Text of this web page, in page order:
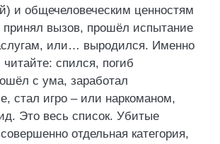
и общечеловеческим ценностям
принял вызов, прошёл испытание
или… выродился. Именно
спился, погиб
с ума, заработал
стал игро – или наркоманом,
Это весь список. Убитые
отдельная категория,